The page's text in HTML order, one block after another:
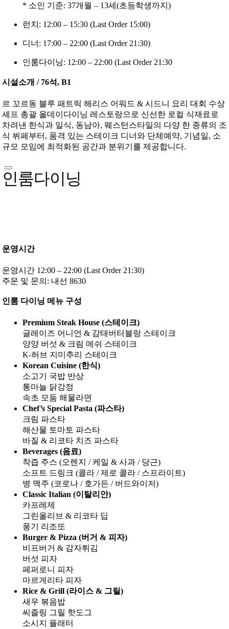
* 소인 기준: 37개월 – 13세(초등학생까지)
런치: 12:00 – 15:30 (Last Order 15:00)
디너: 17:00 – 22:00 (Last Order 21:30)
인룸다이닝: 12:00 – 22:00 (Last Order 21:30
시설소개 / 76석, B1
르 꼬르동 블루 패트릭 해리스 어워드 & 시드니 요리 대회 수상
셰프 총괄 올데이다이닝 레스토랑으로 신선한 로컬 식재료로
차려낸 한식과 일식, 동남아, 웨스턴스타일의 다양 한 종류의 조
식 뷔페부터, 품격 있는 스테이크 디너와 단체예약, 기념일, 소
규모 모임에 최적화된 공간과 분위기를 제공합니다.
인룸다이닝
운영시간
운영시간 12:00 – 22:00 (Last Order 21:30)
주문 및 문의: 내선 8630
인룸 다이닝 메뉴 구성
Premium Steak House (스테이크)
글레이즈 어니언 & 감태버터블랑 스테이크
양양 버섯 & 크림 메쉬 스테이크
K-허브 지미추리 스테이크
Korean Cuisine (한식)
소고기 국밥 반상
통마늘 닭강정
속초 모둠 해물라면
Chef’s Special Pasta (파스타)
크림 파스타
해산물 토마토 파스타
바질 & 리코타 치즈 파스타
Beverages (음료)
착즙 주스 (오렌지 / 케일 & 사과 / 당근)
소프트 드링크 (콜라 / 제로 콜라 / 스프라이트)
병 맥주 (코로나 / 호가든 / 버드와이저)
Classic Italian (이탈리안)
카프레제
그린올리브 & 리코타 딥
풍기 리조또
Burger & Pizza (버거 & 피자)
비프버거 & 감자튀김
버섯 피자
페퍼로니 피자
마르게리타 피자
Rice & Grill (라이스 & 그릴)
새우 볶음밥
씨즐링 그릴 핫도그
소시지 플래터